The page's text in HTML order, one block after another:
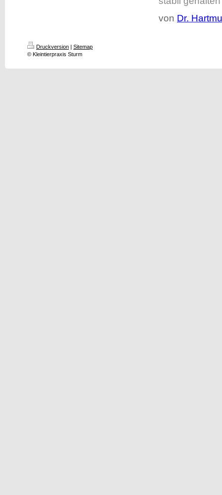
von Dr.
Druckversion | Sitemap
© Kleintierpraxis Sturm